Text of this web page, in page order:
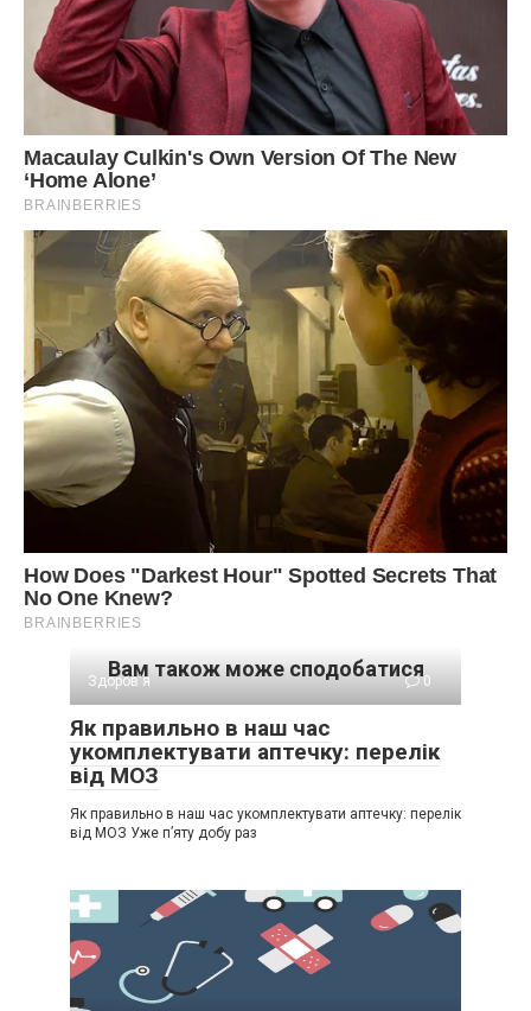
Вам також може сподобатися
Здоров'я 0
Як правильно в наш час
укомплектувати аптечку: перелік
від МОЗ
Як правильно в наш час укомплектувати аптечку: перелік
від МОЗ Уже п’яту добу раз